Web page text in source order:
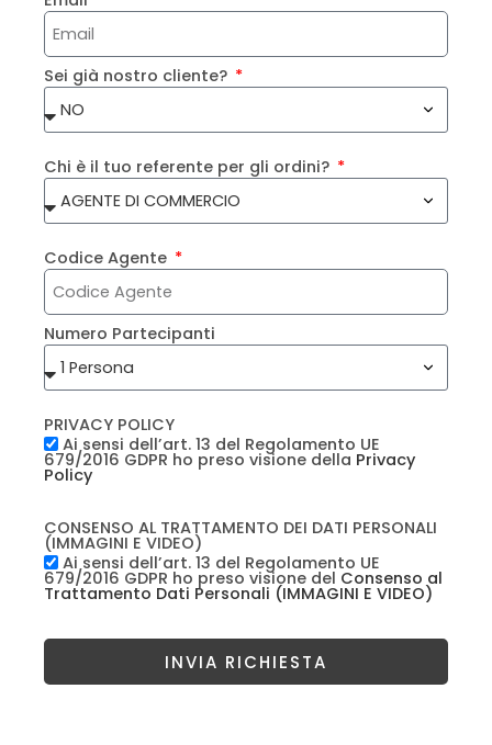
Sei già nostro cliente?
Chi è il tuo referente per gli ordini?
Codice Agente
Numero Partecipanti
PRIVACY POLICY
Ai sensi dell’art. 13 del Regolamento UE
679/2016 GDPR ho preso visione della Privacy
Policy
CONSENSO AL TRATTAMENTO DEI DATI PERSONALI
(IMMAGINI E VIDEO)
Ai sensi dell’art. 13 del Regolamento UE
679/2016 GDPR ho preso visione del Consenso al
Trattamento Dati Personali (IMMAGINI E VIDEO)
INVIA RICHIESTA